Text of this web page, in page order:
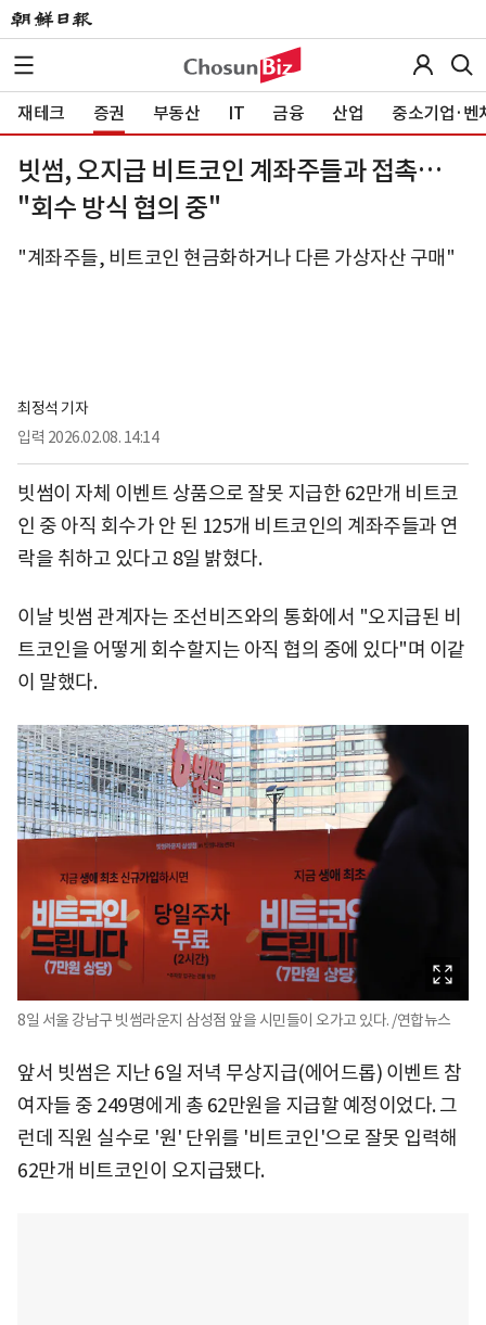
재테크 증권 부동산 IT 금융 산업 중소기업·벤
빗썸, 오지급 비트코인 계좌주들과 접촉…
"회수 방식 협의 중"
"계좌주들, 비트코인 현금화하거나 다른 가상자산 구매"
최정석 기자
입력 2026.02.08. 14:14
빗썸이 자체 이벤트 상품으로 잘못 지급한 62만개 비트코
인 중 아직 회수가 안 된 125개 비트코인의 계좌주들과 연
락을 취하고 있다고 8일 밝혔다.
이날 빗썸 관계자는 조선비즈와의 통화에서 "오지급된 비
트코인을 어떻게 회수할지는 아직 협의 중에 있다"며 이같
이 말했다.
8일 서울 강남구 빗썸라운지 삼성점 앞을 시민들이 오가고 있다. /연합뉴스
앞서 빗썸은 지난 6일 저녁 무상지급(에어드롭) 이벤트 참
여자들 중 249명에게 총 62만원을 지급할 예정이었다. 그
런데 직원 실수로 '원' 단위를 '비트코인'으로 잘못 입력해
62만개 비트코인이 오지급됐다.